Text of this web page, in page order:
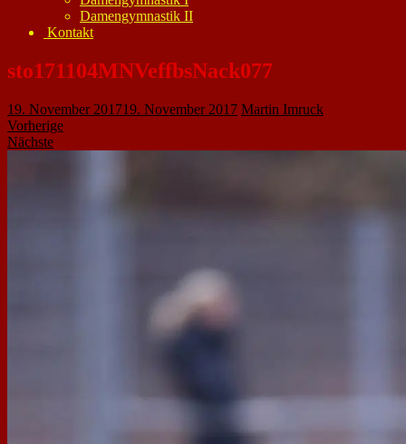
Damengymnastik II
Kontakt
sto171104MNVeffbsNack077
19. November 201719. November 2017 Martin Imruck
Vorherige
Nächste